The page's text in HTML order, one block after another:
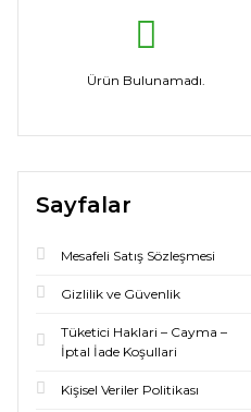
Ürün Bulunamadı.
Sayfalar
Mesafeli Satış Sözleşmesi
Gizlilik ve Güvenlik
Tüketici Haklari – Cayma –
İptal İade Koşullari
Kişisel Veriler Politikası